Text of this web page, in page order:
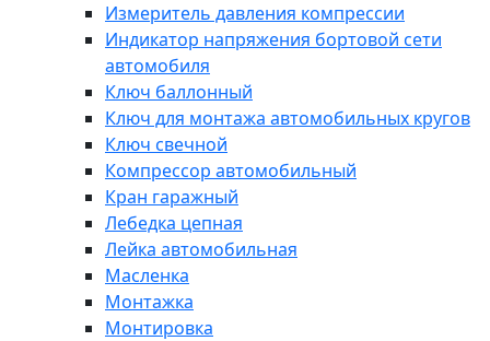
Измеритель давления компрессии
Индикатор напряжения бортовой сети
автомобиля
Ключ баллонный
Ключ для монтажа автомобильных кругов
Ключ свечной
Компрессор автомобильный
Кран гаражный
Лебедка цепная
Лейка автомобильная
Масленка
Монтажка
Монтировка